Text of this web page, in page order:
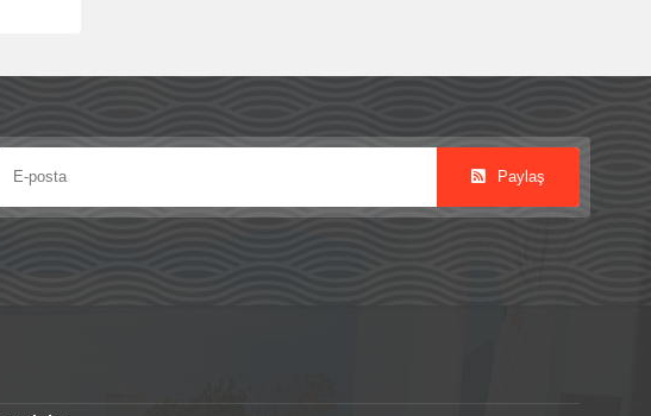
Paylaş